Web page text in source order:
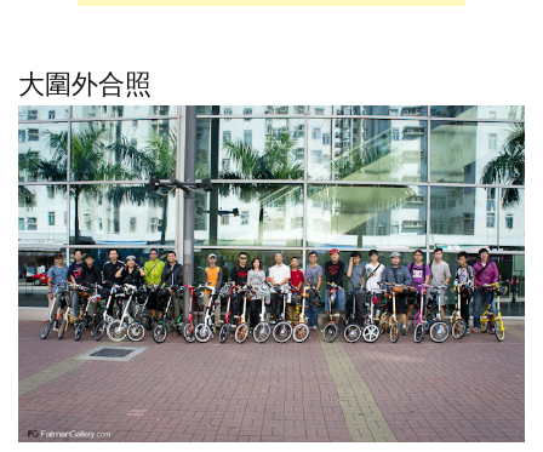
大圍外合照